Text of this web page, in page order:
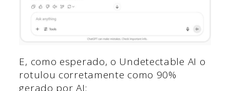
E, como esperado, o Undetectable AI o
rotulou corretamente como 90%
gerado por AI: